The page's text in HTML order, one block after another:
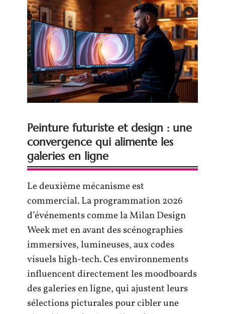
Peinture futuriste et design : une
convergence qui alimente les
galeries en ligne
Le deuxième mécanisme est
commercial. La programmation 2026
d’événements comme la Milan Design
Week met en avant des scénographies
immersives, lumineuses, aux codes
visuels high-tech. Ces environnements
influencent directement les moodboards
des galeries en ligne, qui ajustent leurs
sélections picturales pour cibler une